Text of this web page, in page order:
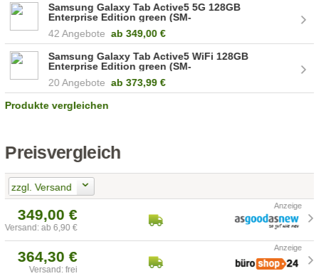
Samsung Galaxy Tab Active5 5G 128GB
Enterprise Edition green (SM-
42 Angebote ab 349,00 €
Samsung Galaxy Tab Active5 WiFi 128GB
Enterprise Edition green (SM-
X300NZGAEEB)
20 Angebote ab 373,99 €
Produkte vergleichen
Preisvergleich
zzgl. Versand
349,00 €
Versand: ab 6,90 €
364,30 €
Versand: frei